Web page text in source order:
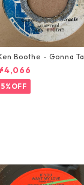
Boothe - Gonna
Miracle【7-21362】
5%OFF